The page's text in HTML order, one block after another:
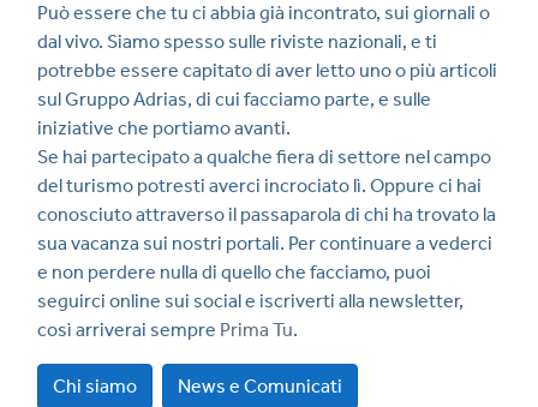
Può essere che tu ci abbia già incontrato, sui giornali o
dal vivo. Siamo spesso sulle riviste nazionali, e ti
potrebbe essere capitato di aver letto uno o più articoli
sul Gruppo Adrias, di cui facciamo parte, e sulle
iniziative che portiamo avanti.
Se hai partecipato a qualche fiera di settore nel campo
del turismo potresti averci incrociato lì. Oppure ci hai
conosciuto attraverso il passaparola di chi ha trovato la
sua vacanza sui nostri portali. Per continuare a vederci
e non perdere nulla di quello che facciamo, puoi
seguirci online sui social e iscriverti alla newsletter,
così arriverai sempre Prima Tu.
Chi siamo News e Comunicati